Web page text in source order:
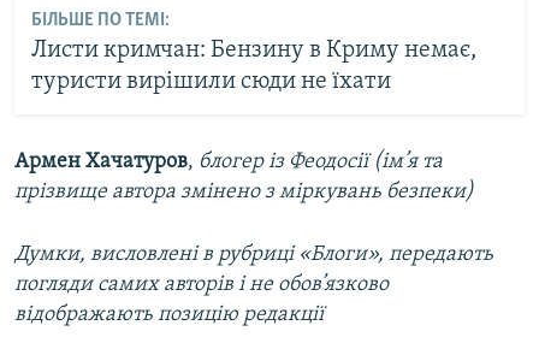
БІЛЬШЕ ПО ТЕМІ:
Листи кримчан: Бензину в Криму немає,
туристи вирішили сюди не їхати
Армен Хачатуров, блогер із Феодосії (ім’я та
прізвище автора змінено з міркувань безпеки)
Думки, висловлені в рубриці «Блоги», передають
погляди самих авторів і не обов’язково
відображають позицію редакції